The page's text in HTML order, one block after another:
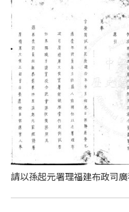
請以孫起元署理福建布政司